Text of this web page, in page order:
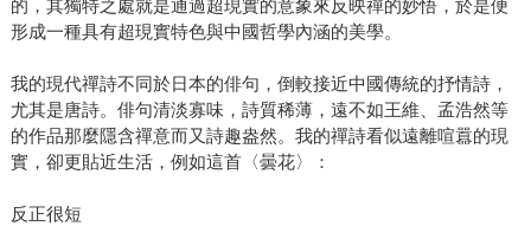
的，其獨特之處就是通過超現實的意象來反映禪的妙悟，於是便
形成一種具有超現實特色與中國哲學內涵的美學。
我的現代禪詩不同於日本的俳句，倒較接近中國傳統的抒情詩，
尤其是唐詩。俳句清淡寡味，詩質稀薄，遠不如王維、孟浩然等
的作品那麼隱含禪意而又詩趣盎然。我的禪詩看似遠離喧囂的現
實，卻更貼近生活，例如這首〈曇花〉：
反正很短